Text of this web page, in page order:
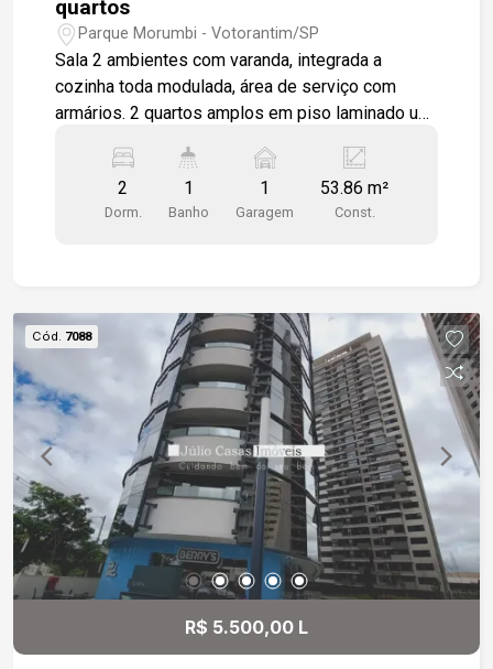
quartos
Parque Morumbi - Votorantim/SP
Sala 2 ambientes com varanda, integrada a
cozinha toda modulada, área de serviço com
armários. 2 quartos amplos em piso laminado um
piso porcelanato. wc social com box em vidro e
gabinete. 1 vaga de garagem Localizado próximo
ao shopping e fácil acesso a Rodovia Raposo
2
Dorm.
1
Banho
1
Garagem
53.86 m²
Const.
Cód. 7088
R$ 5.500,00 L